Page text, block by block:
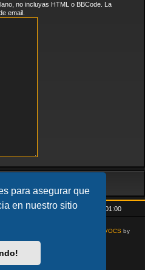
para asegurar que
en nuestro sitio
no incluyas HTML o BBCode. La
email.
Todos los horarios son UTC+01:00
VOCSby
Software © phpBB Limited
phpBB España